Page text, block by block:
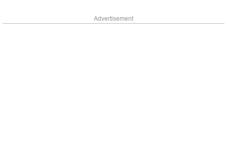
Advertisement